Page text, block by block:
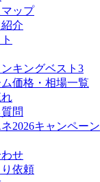
ップ
介
キングベスト3
価格・相場一覧
問
2026キャンペーン
せ
依頼